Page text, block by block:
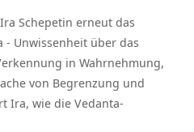
Schepetin erneut das
- Unwissenheit über das
in Wahrnehmung,
von Begrenzung und
Ira, wie die Vedanta-